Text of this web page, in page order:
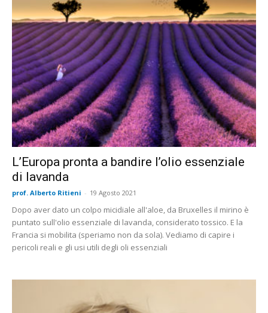
L’Europa pronta a bandire l’olio essenziale
di lavanda
prof. Alberto Ritieni - 19 Agosto 2021
Dopo aver dato un colpo micidiale all'aloe, da Bruxelles il mirino è
puntato sull'olio essenziale di lavanda, considerato tossico. E la
Francia si mobilita (speriamo non da sola). Vediamo di capire i
pericoli reali e gli usi utili degli oli essenziali